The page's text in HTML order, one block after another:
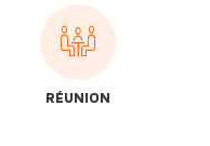
RÉUNION